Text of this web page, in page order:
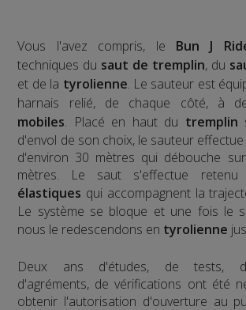
Vous l'avez compris, le Bun J
techniques du saut de tremplin, du
et de la tyrolienne. Le sauteur est
harnais relié, de chaque côté, à
mobiles. Placé en haut du tremplin
d'envol de son choix, le sauteur
d'environ 30 mètres qui débouche
mètres. Le saut s'effectue
élastiques qui accompagnent la
Le système se bloque et une fois le
nous le redescendons en tyrolienne
​Deux ans d'études, de tests,
d'agréments, de vérifications ont été
obtenir l'autorisation d'ouverture au